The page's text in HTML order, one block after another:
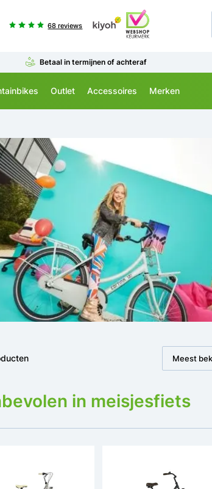
68 reviews
Betaal in termijnen of achteraf
Outlet Accessoires Merken
Meest
in meisjesfiets